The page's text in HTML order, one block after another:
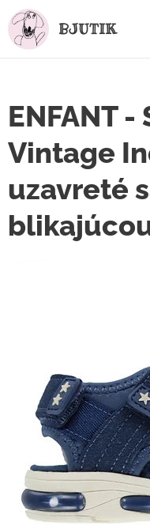
BJUTIK
ENFANT
Vintage
uzavreté